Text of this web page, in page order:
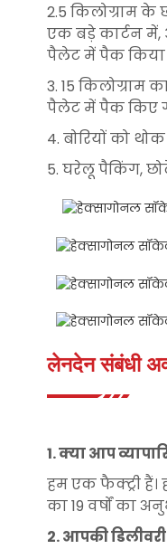
2.5 किलोग्राम के
एक बड़े कार्टन
पैलेट में पैक किया
3. 15 किलोग्राम
पैलेट में पैक किए
4. बोरियों को
5. घरेलू पैकिंग,
लेनदेन संबंधी
1. क्या आप
हम एक फैक्ट्री
का 19 वर्षों का
2. आपकी